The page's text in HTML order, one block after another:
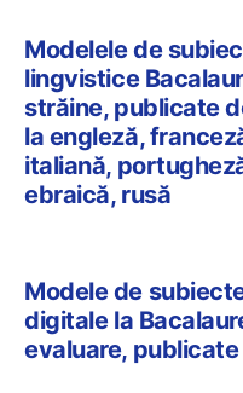
Modelele de
lingvistice
străine, publicate
la engleză,
italiană,
ebraică, rusă
Modele de
digitale la
evaluare,